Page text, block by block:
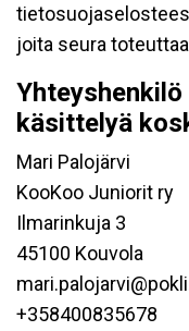
joita seura
käsittelyä
Mari Palojärvi
KooKoo Juniorit ry
Ilmarinkuja 3
45100 Kouvola
+358400835678